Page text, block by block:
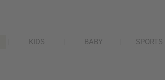
KIDS BABY SPORTS